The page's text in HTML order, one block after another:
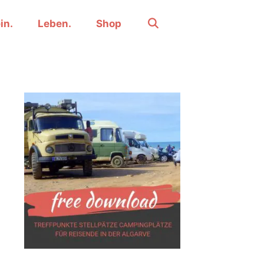
Leben. Shop